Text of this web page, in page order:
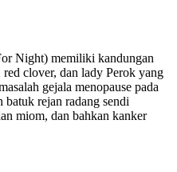
Night) memiliki kandungan
clover, dan lady Perok yang
gejala menopause pada
batuk rejan radang sendi
miom, dan bahkan kanker